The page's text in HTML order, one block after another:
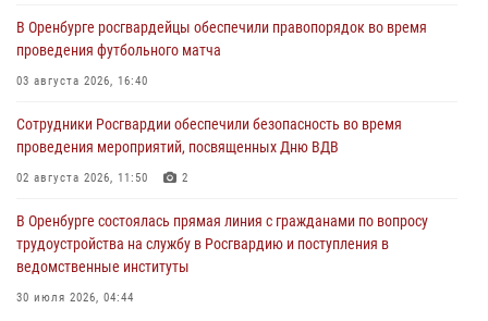
В Оренбурге росгвардейцы обеспечили правопорядок во время
проведения футбольного матча
03 августа 2026, 16:40
Сотрудники Росгвардии обеспечили безопасность во время
проведения мероприятий, посвященных Дню ВДВ
02 августа 2026, 11:50 2
В Оренбурге состоялась прямая линия с гражданами по вопросу
трудоустройства на службу в Росгвардию и поступления в
ведомственные институты
30 июля 2026, 04:44